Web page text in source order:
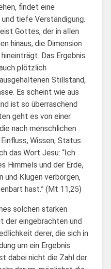
findet eine
tiefe Verständigung.
Gottes, der in allen
hinaus, die Dimension
Das Ergebnis
plötzlich
Stillstand,
Es scheint wie aus
ist so überraschend
geht es von einer
nach menschlichen
Wissen, Status…
das Wort Jesu: “Ich
Himmels und der Erde,
und Klugen verborgen,
hast.” (Mt 11,25)
solchen starken
der eingebrachten und
derer, die sich in
um ein Ergebnis
dabei nicht die Zahl der